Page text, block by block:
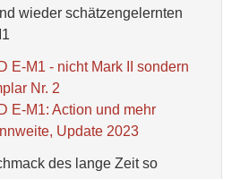
wieder schätzengelernten
E-M1 - nicht Mark II sondern
Nr. 2
E-M1: Action und mehr
Update 2023
des lange Zeit so